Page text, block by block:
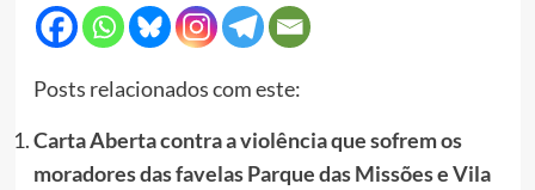
Posts relacionados com este:
Carta Aberta contra a violência que sofrem os
moradores das favelas Parque das Missões e Vila